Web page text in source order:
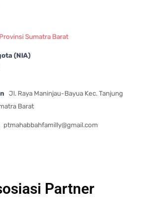
Provinsi Sumatra Barat
(NIA)
Jl. Raya Maninjau-Bayua Kec. Tanjung
Barat
ptmahabbahfamilly@gmail.com
Partner